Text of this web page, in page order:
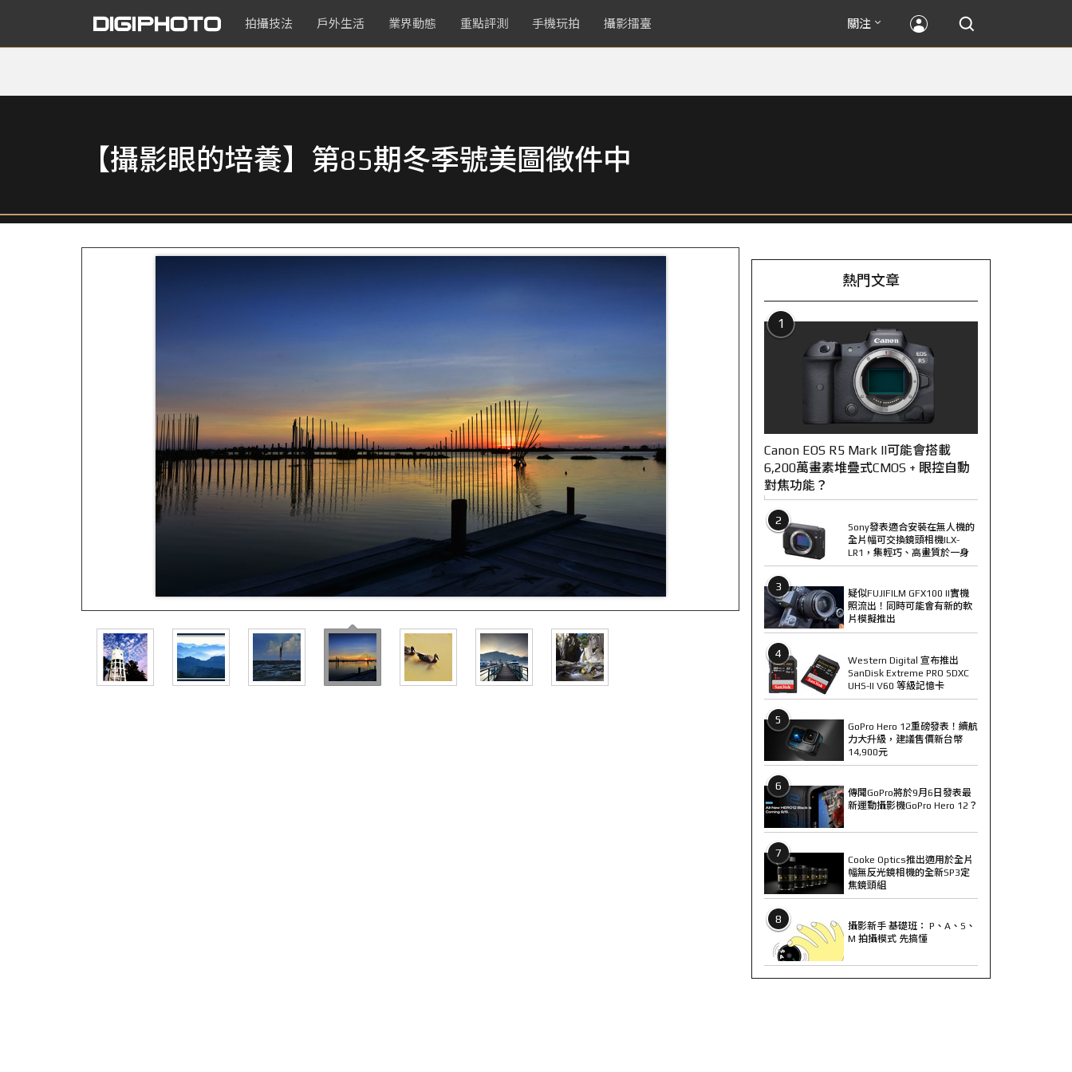
拍攝技法 戶外生活 業界動態 重點評測 手機玩拍 攝影擂臺 關注
【攝影眼的培養】第85期冬季號美圖徵件中
熱門文章
1
Canon EOS R5 Mark II可能會搭載
6,200萬畫素堆疊式CMOS + 眼控自動
對焦功能？
2
Sony發表適合安裝在無人機的
全片幅可交換鏡頭相機ILX-
LR1，集輕巧、高畫質於一身
3
疑似FUJIFILM GFX100 II實機
照流出！同時可能會有新的軟
片模擬推出
4
Western Digital 宣布推出
SanDisk Extreme PRO SDXC
UHS-II V60 等級記憶卡
5
GoPro Hero 12重磅發表！續航
力大升級，建議售價新台幣
14,900元
6
傳聞GoPro將於9月6日發表最
新運動攝影機GoPro Hero 12？
7
Cooke Optics推出適用於全片
幅無反光鏡相機的全新SP3定
焦鏡頭組
8
攝影新手 基礎班： P、A、S、
M 拍攝模式 先搞懂